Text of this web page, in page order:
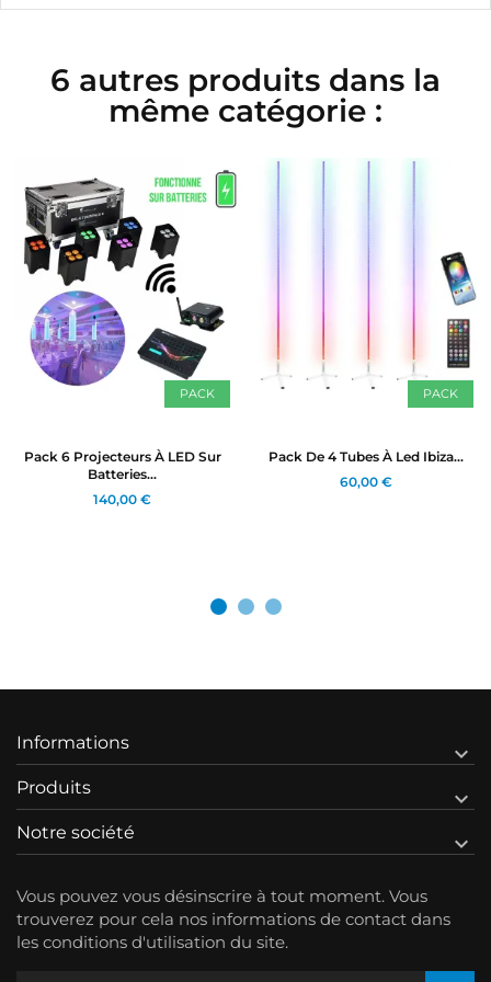
6 autres produits dans la
même catégorie :
PACK
Pack 6 Projecteurs À LED Sur
Batteries...
140,00 €
PACK
Pack De 4 Tubes À Led Ibiza...
60,00 €
Informations 
Produits 
Notre société 
Vous pouvez vous désinscrire à tout moment. Vous
trouverez pour cela nos informations de contact dans
les conditions d'utilisation du site.